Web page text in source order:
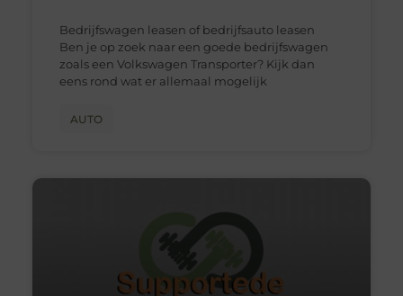
Bedrijfswagen leasen of bedrijfsauto leasen
Ben je op zoek naar een goede bedrijfswagen
zoals een Volkswagen Transporter? Kijk dan
eens rond wat er allemaal mogelijk
AUTO